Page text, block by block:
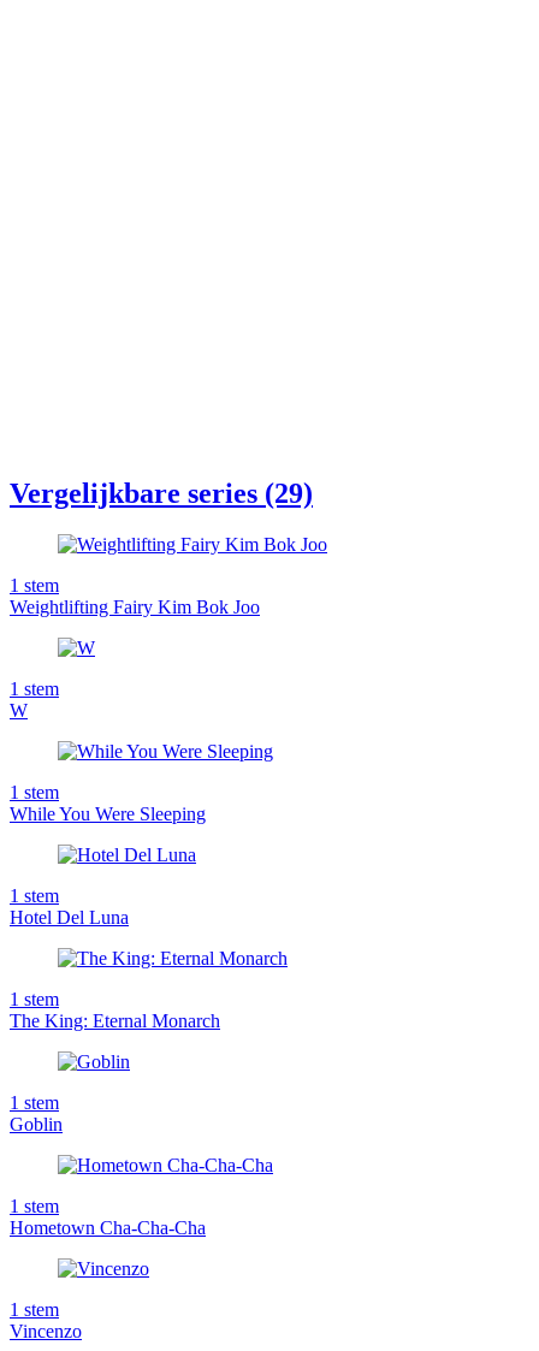
Vergelijkbare series (29)
1 stem
Weightlifting Fairy Kim Bok Joo
1 stem
W
1 stem
While You Were Sleeping
1 stem
Hotel Del Luna
1 stem
The King: Eternal Monarch
1 stem
Goblin
1 stem
Hometown Cha-Cha-Cha
1 stem
Vincenzo